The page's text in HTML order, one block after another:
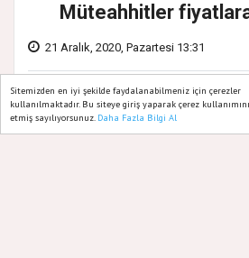
Sitemizden en iyi şekilde faydalanabilmeniz için çerezler
kullanılmaktadır. Bu siteye giriş yaparak çerez
etmiş sayılıyorsunuz. Daha Fazla Bilgi Al
Müteahhitler
21 Aralık, 2020, Pazartesi 13:31
Ana Sayfa Web TV